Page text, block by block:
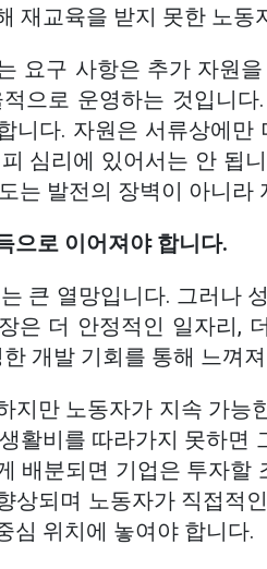
재교육을 받지 못한 노
요구 사항은 추가 자원
으로 운영하는 것입니
니다. 자원은 서류상에
심리에 있어서는 안 됩
는 발전의 장벽이 아니라
으로 이어져야 합니다.
큰 열망입니다. 그러나
은 더 안정적인 일자리,
개발 기회를 통해 느껴
지만 노동자가 지속 가능
활비를 따라가지 못하면
배분되면 기업은 투자
상되며 노동자가 직접적
심 위치에 놓여야 합니다.